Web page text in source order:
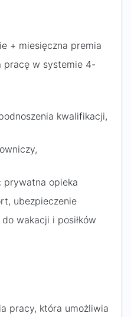
+ miesięczna premia
pracę w systemie 4-
kwalifikacji,
opieka
ubezpieczenie
wakacji i posiłków
pracy, która umożliwia